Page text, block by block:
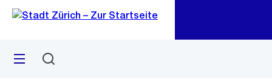
Navigation
Sprunglink
Menü